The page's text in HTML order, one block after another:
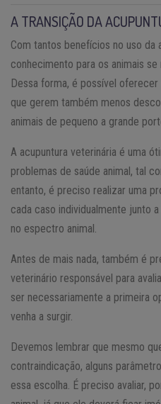
A TRANSIÇÃO DA
Com tantos benefícios no uso da
conhecimento para os animais
Dessa forma, é possível
que gerem também menos
animais de pequeno a grande
A acupuntura veterinária é uma
problemas de saúde animal, tal
entanto, é preciso realizar uma
cada caso individualmente junto
no espectro animal.
Antes de mais nada, também é
veterinário responsável para
ser necessariamente a primeira
venha a surgir.
Devemos lembrar que mesmo
contraindicação, alguns
essa escolha. É preciso avaliar,